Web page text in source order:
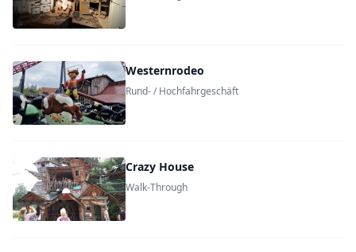
Westernrodeo
Rund- / Hochfahrgeschäft
Crazy House
Walk-Through